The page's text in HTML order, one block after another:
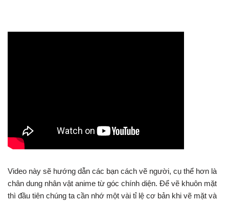
Video này sẽ hướng dẫn các bạn cách vẽ người, cụ thể hơn là
chân dung nhân vật anime từ góc chính diện. Để vẽ khuôn mặt
thì đầu tiên chúng ta cần nhớ một vài tỉ lệ cơ bản khi vẽ mặt và